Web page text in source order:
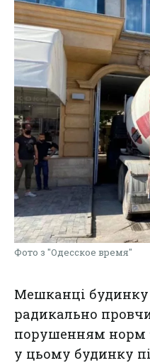
Фото з "Одесское время"
Мешканці будинку
радикально
порушенням норм
у цьому будинку